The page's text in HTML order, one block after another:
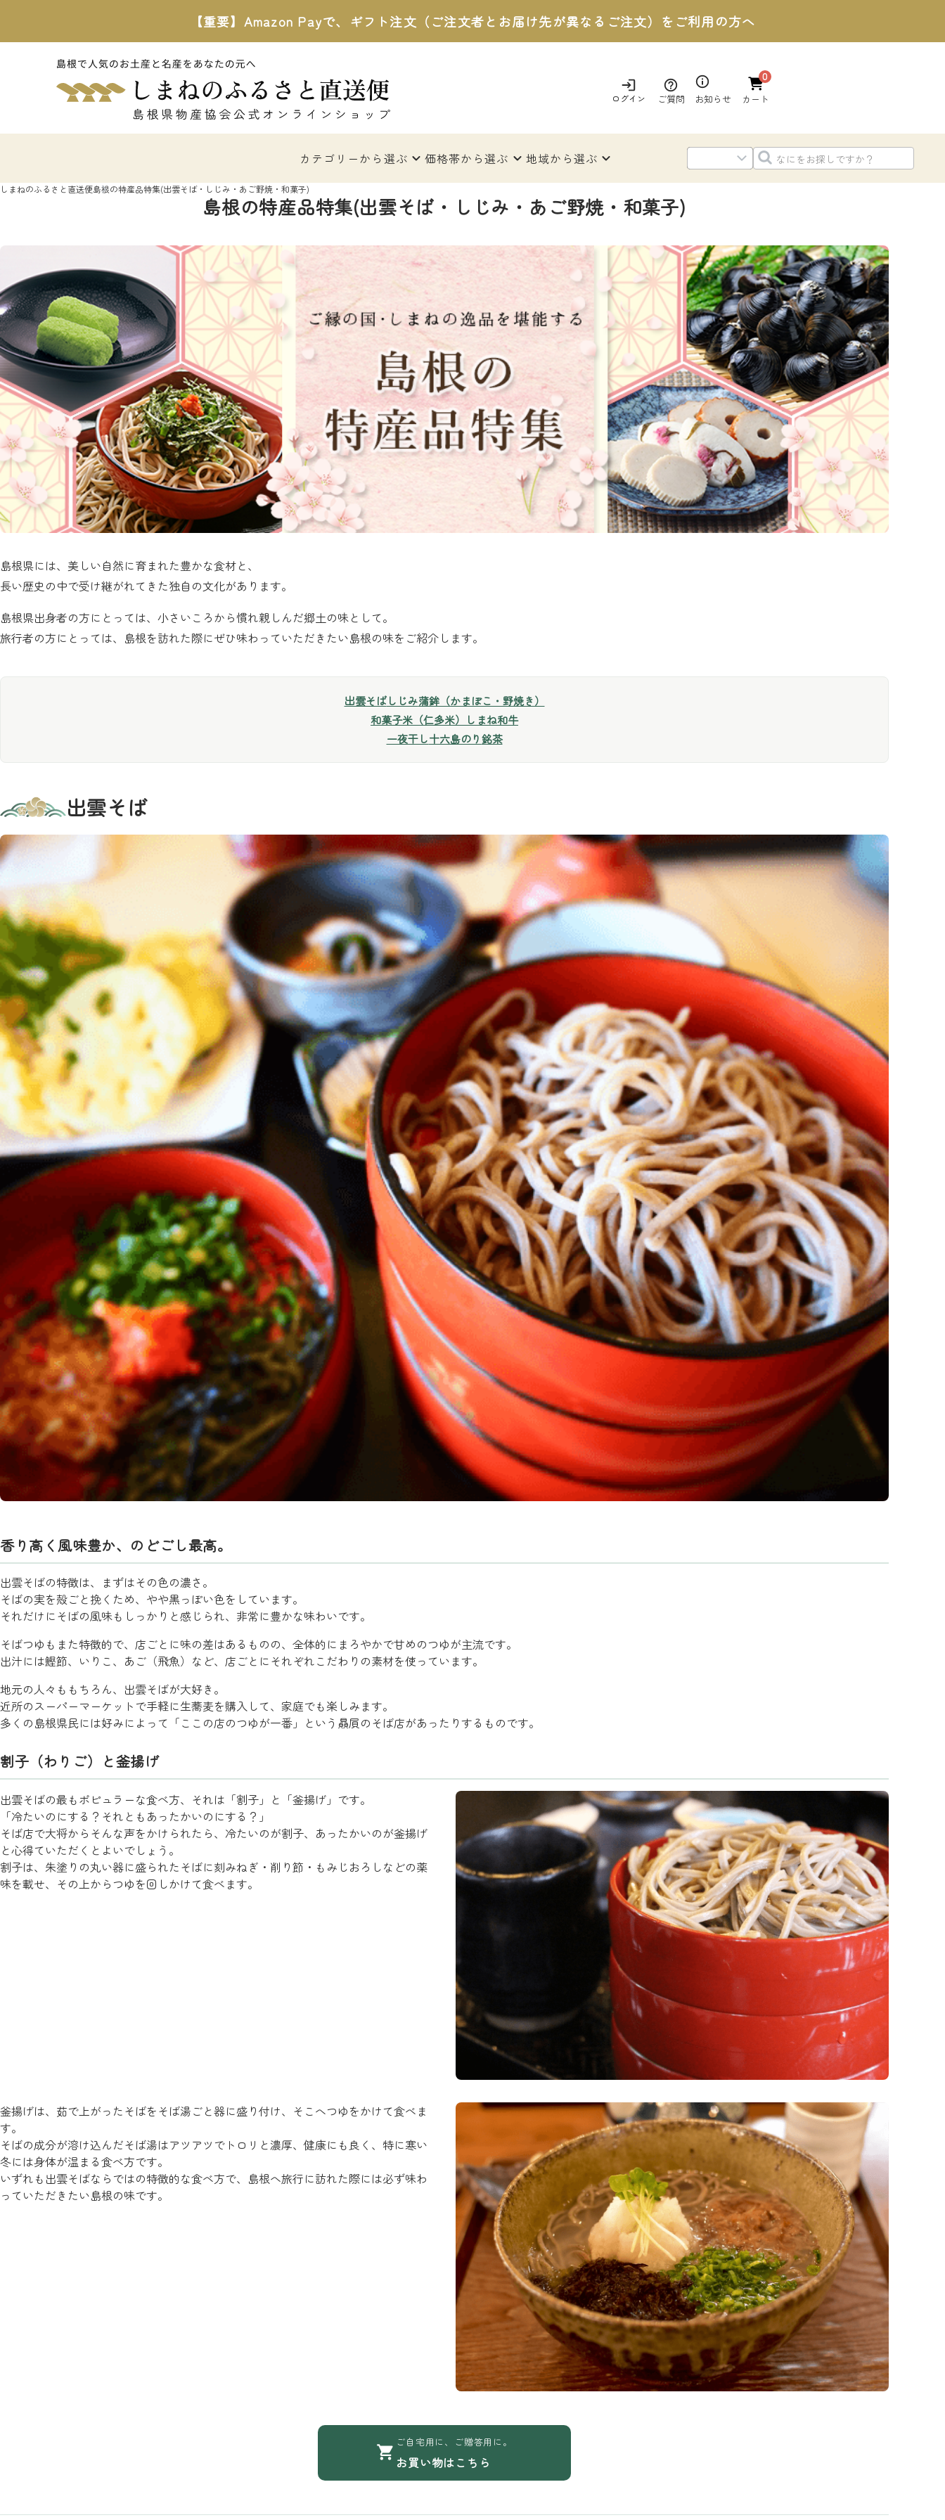
【重要】Amazon Payで、ギフト注文（ご注文者とお届け先が異なるご注文）をご利用の方へ
ログイン ご質問 お知らせ
0
カート
カテゴリーから選ぶ 価格帯から選ぶ 地域から選ぶ
しまねのふるさと直送便島根の特産品特集(出雲そば・しじみ・あご野焼・和菓子)
島根の特産品特集(出雲そば・しじみ・あご野焼・和菓子)
島根県には、美しい自然に育まれた豊かな食材と、
長い歴史の中で受け継がれてきた独自の文化があります。
島根県出身者の方にとっては、小さいころから慣れ親しんだ郷土の味として。
旅行者の方にとっては、島根を訪れた際にぜひ味わっていただきたい島根の味をご紹介します。
出雲そばしじみ蒲鉾（かまぼこ・野焼き）
和菓子米（仁多米）
しまね和牛
一夜干し十六島のり銘茶
出雲そば
香り高く風味豊か、のどごし最高。
出雲そばの特徴は、まずはその色の濃さ。
そばの実を殻ごと挽くため、やや黒っぽい色をしています。
それだけにそばの風味もしっかりと感じられ、非常に豊かな味わいです。
そばつゆもまた特徴的で、店ごとに味の差はあるものの、全体的にまろやかで甘めのつゆが主流です。
出汁には鰹節、いりこ、あご（飛魚）など、店ごとにそれぞれこだわりの素材を使っています。
地元の人々ももちろん、出雲そばが大好き。
近所のスーパーマーケットで手軽に生蕎麦を購入して、家庭でも楽しみます。
多くの島根県民には好みによって「ここの店のつゆが一番」という贔屓のそば店があったりするものです。
割子（わりご）と釜揚げ
出雲そばの最もポピュラーな食べ方、それは「割子」と「釜揚げ」です。
「冷たいのにする？それともあったかいのにする？」
そば店で大将からそんな声をかけられたら、冷たいのが割子、あったかいのが釜揚げ
と心得ていただくとよいでしょう。
割子は、朱塗りの丸い器に盛られたそばに刻みねぎ・削り節・もみじおろしなどの薬
味を載せ、その上からつゆを回しかけて食べます。
釜揚げは、茹で上がったそばをそば湯ごと器に盛り付け、そこへつゆをかけて食べま
す。
そばの成分が溶け込んだそば湯はアツアツでトロリと濃厚、健康にも良く、特に寒い
冬には身体が温まる食べ方です。
いずれも出雲そばならではの特徴的な食べ方で、島根へ旅行に訪れた際には必ず味わ
っていただきたい島根の味です。
ご自宅用に、ご贈答用に。
お買い物はこちら